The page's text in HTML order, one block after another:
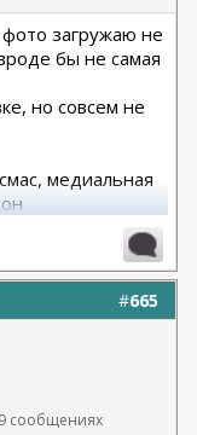
загружаю не
бы не самая
но совсем не
медиальная
А.Г., Клиника СЛ
#665
сообщениях